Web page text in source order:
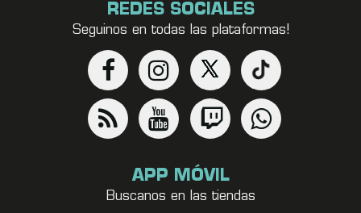
REDES SOCIALES
Seguinos en todas las plataformas!
APP MÓVIL
Buscanos en las tiendas